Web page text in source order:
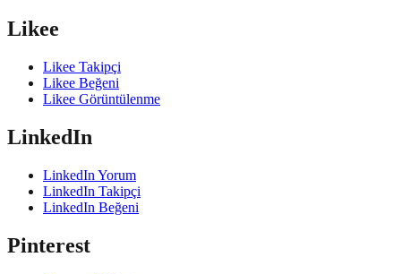
Likee
Likee Takipçi
Likee Beğeni
Likee Görüntülenme
LinkedIn
LinkedIn Yorum
LinkedIn Takipçi
LinkedIn Beğeni
Pinterest